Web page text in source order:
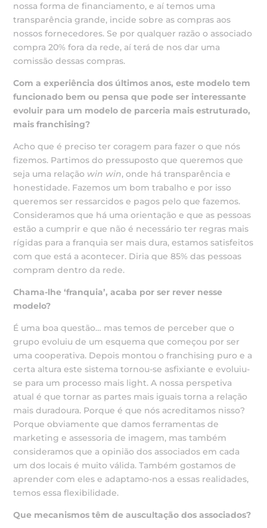
nossa forma de financiamento, e aí temos uma
transparência grande, incide sobre as compras aos
nossos fornecedores. Se por qualquer razão o associado
compra 20% fora da rede, aí terá de nos dar uma
comissão dessas compras.
Com a experiência dos últimos anos, este modelo tem
funcionado bem ou pensa que pode ser interessante
evoluir para um modelo de parceria mais estruturado,
mais franchising?
Acho que é preciso ter coragem para fazer o que nós
fizemos. Partimos do pressuposto que queremos que
seja uma relação win win, onde há transparência e
honestidade. Fazemos um bom trabalho e por isso
queremos ser ressarcidos e pagos pelo que fazemos.
Consideramos que há uma orientação e que as pessoas
estão a cumprir e que não é necessário ter regras mais
rígidas para a franquia ser mais dura, estamos satisfeitos
com que está a acontecer. Diria que 85% das pessoas
compram dentro da rede.
Chama-lhe ‘franquia’, acaba por ser rever nesse
modelo?
É uma boa questão… mas temos de perceber que o
grupo evoluiu de um esquema que começou por ser
uma cooperativa. Depois montou o franchising puro e a
certa altura este sistema tornou-se asfixiante e evoluiu-
se para um processo mais light. A nossa perspetiva
atual é que tornar as partes mais iguais torna a relação
mais duradoura. Porque é que nós acreditamos nisso?
Porque obviamente que damos ferramentas de
marketing e assessoria de imagem, mas também
consideramos que a opinião dos associados em cada
um dos locais é muito válida. Também gostamos de
aprender com eles e adaptamo-nos a essas realidades,
temos essa flexibilidade.
Que mecanismos têm de auscultação dos associados?